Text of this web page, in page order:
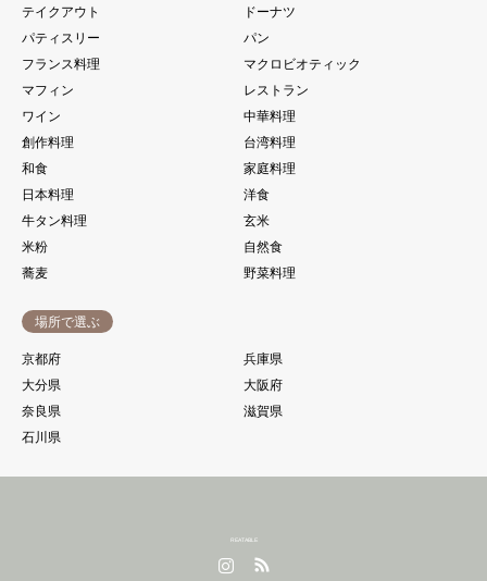
テイクアウト
ドーナツ
パティスリー
パン
フランス料理
マクロビオティック
マフィン
レストラン
ワイン
中華料理
創作料理
台湾料理
和食
家庭料理
日本料理
洋食
牛タン料理
玄米
米粉
自然食
蕎麦
野菜料理
場所で選ぶ
京都府
兵庫県
大分県
大阪府
奈良県
滋賀県
石川県
REATABLE